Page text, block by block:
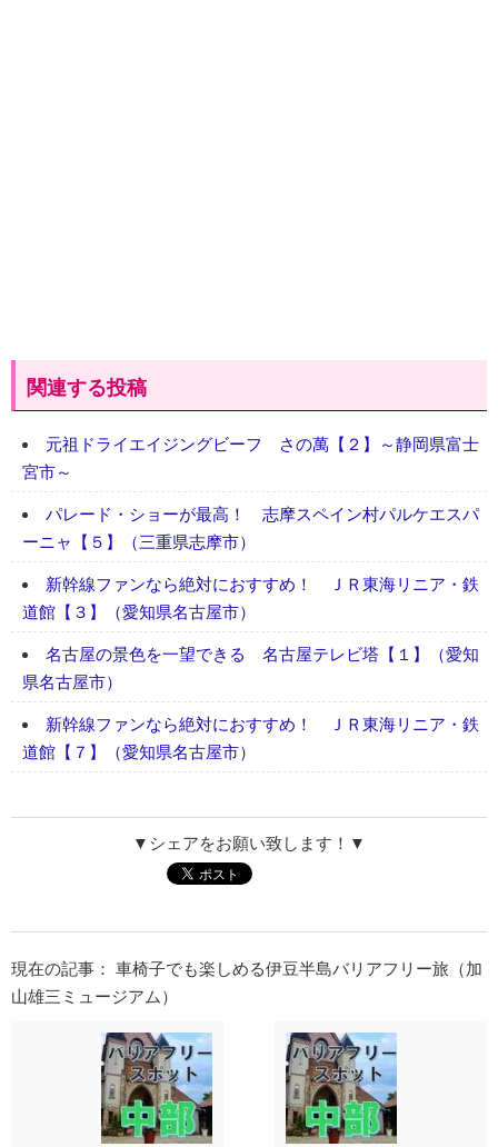
関連する投稿
元祖ドライエイジングビーフ さの萬【２】～静岡県富士
宮市～
パレード・ショーが最高！ 志摩スペイン村パルケエスパ
ーニャ【５】（三重県志摩市）
新幹線ファンなら絶対におすすめ！ ＪＲ東海リニア・鉄
道館【３】（愛知県名古屋市）
名古屋の景色を一望できる 名古屋テレビ塔【１】（愛知
県名古屋市）
新幹線ファンなら絶対におすすめ！ ＪＲ東海リニア・鉄
道館【７】（愛知県名古屋市）
▼シェアをお願い致します！▼
現在の記事： 車椅子でも楽しめる伊豆半島バリアフリー旅（加
山雄三ミュージアム）